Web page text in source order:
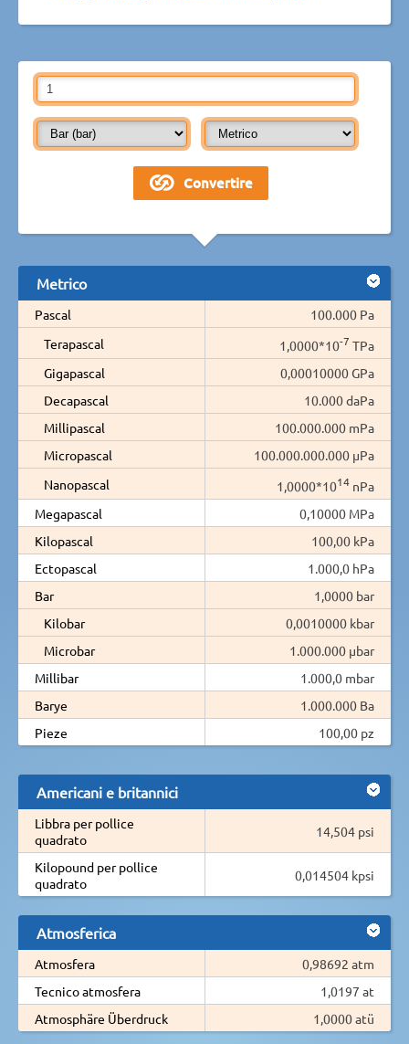
Metrico
Pascal
100.000 Pa
Terapascal
1,0000*10-7 TPa
Gigapascal
0,00010000 GPa
Decapascal
10.000 daPa
Millipascal
100.000.000 mPa
Micropascal
100.000.000.000 µPa
Nanopascal
1,0000*1014 nPa
Megapascal
0,10000 MPa
Kilopascal
100,00 kPa
Ectopascal
1.000,0 hPa
Bar
1,0000 bar
Kilobar
0,0010000 kbar
Microbar
1.000.000 µbar
Millibar
1.000,0 mbar
Barye
1.000.000 Ba
Pieze
100,00 pz
Americani e britannici
Libbra per pollice
quadrato
14,504 psi
Kilopound per pollice
quadrato
0,014504 kpsi
Atmosferica
Atmosfera
0,98692 atm
Tecnico atmosfera
1,0197 at
Atmosphäre Überdruck
1,0000 atü